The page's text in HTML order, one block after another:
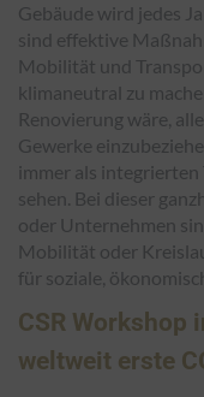
Gebäude wird jedes
sind effektive
Mobilität und
klimaneutral zu
Renovierung wäre,
Gewerke
immer als
sehen. Bei dieser
oder Unternehmen
Mobilität oder
für soziale,
CSR Workshop
weltweit erste